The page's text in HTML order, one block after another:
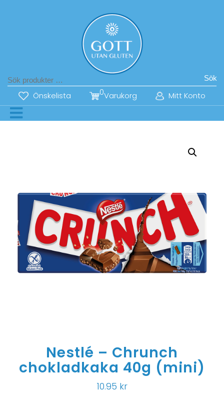
Sök
Önskelista Varukorg
0 Mitt Konto
Nestlé – Chrunch
chokladkaka 40g (mini)
10.95 kr